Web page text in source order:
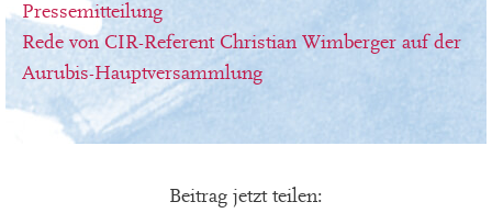
Pressemitteilung
Rede von CIR-Referent Christian Wimberger auf der
Aurubis-Hauptversammlung
Beitrag jetzt teilen: